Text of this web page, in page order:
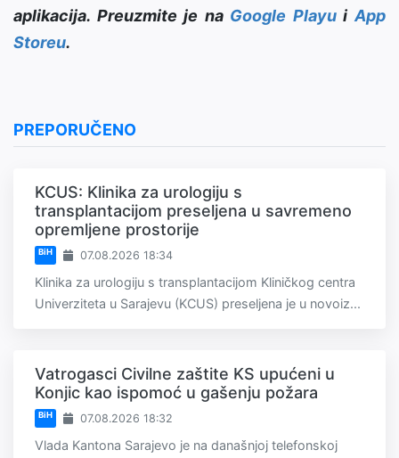
aplikacija. Preuzmite je na Google PlayuiApp
Storeu.
PREPORUČENO
KCUS: Klinika za urologiju s
transplantacijom preseljena u savremeno
opremljene prostorije
BiH 07.08.2026 18:34
Klinika za urologiju s transplantacijom Kliničkog centra
Univerziteta u Sarajevu (KCUS) preseljena je u novoiz...
Vatrogasci Civilne zaštite KS upućeni u
Konjic kao ispomoć u gašenju požara
BiH 07.08.2026 18:32
Vlada Kantona Sarajevo je na današnjoj telefonskoj